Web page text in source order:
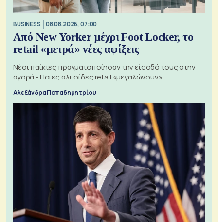
BUSINESS 08.08.2026, 07:00
Από New Yorker μέχρι Foot Locker, το
retail «μετρά» νέες αφίξεις
Νέοι παίκτες πραγματοποίησαν την είσοδό τους στην
αγορά - Ποιες αλυσίδες retail «μεγαλώνουν»
Αλεξάνδρα Παπαδημητρίου